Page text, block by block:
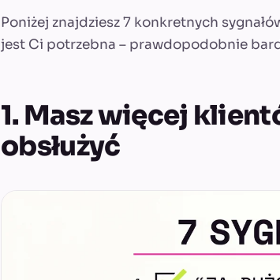
Poniżej znajdziesz 7 konkretnych
jest Ci potrzebna – prawdopodobnie
1. Masz więcej
obsłużyć